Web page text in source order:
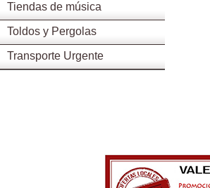
Tiendas de música
Toldos y Pergolas
Transporte Urgente